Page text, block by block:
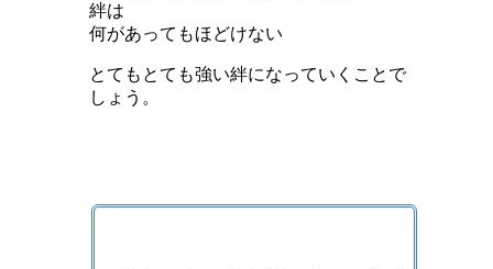
絆は
何があってもほどけない
とてもとても強い絆になっていくことで
しょう。